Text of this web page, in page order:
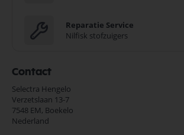
Reparatie Service
Nilfisk stofzuigers
Contact
Selectra Hengelo
Verzetslaan 13-7
7548 EM, Boekelo
Nederland